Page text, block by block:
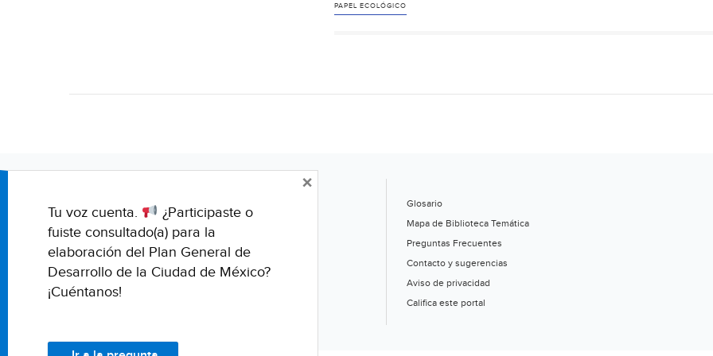
PAPEL ECOLÓGICO
Glosario
Mapa de Biblioteca Temática
Preguntas Frecuentes
Contacto y sugerencias
Aviso de privacidad
Califica este portal
Tu voz cuenta.
¿Participaste o
fuiste consultado(a) para la
elaboración del Plan General de
Desarrollo de la Ciudad de México?
¡Cuéntanos!
×